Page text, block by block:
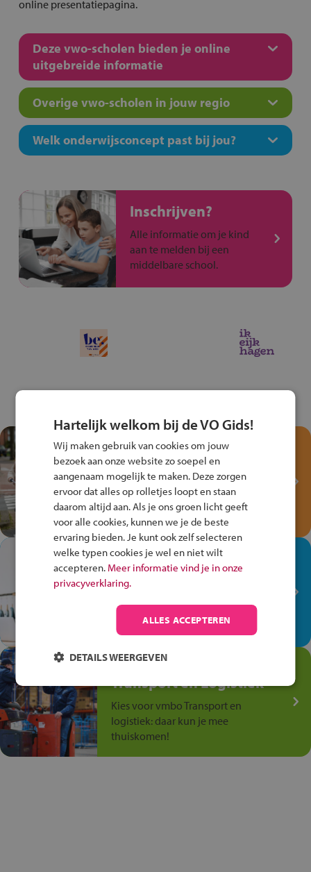
online presentatiepagina.
Deze vwo-scholen bieden je online
uitgebreide informatie
Overige vwo-scholen in jouw regio
Welk onderwijsconcept past bij jou?
Inschrijven?
Alle informatie om je kind
aan te melden bij een
middelbare school.
Test je kennis met het
Fiets Veilig
Verkeersspel!
Speel het Fiets Veilig Verkeersspel
en win een Cortina-fiets!
In de winkel ben je op je
plek!
op de winkelvloer, waar elke dag
anders is!
Jouw talent in de
Transport en Logistiek
Kies voor vmbo Transport en
logistiek: daar kun je mee
thuiskomen!
Hartelijk welkom bij de VO Gids!
Wij maken gebruik van cookies om jouw
bezoek aan onze website zo soepel en
aangenaam mogelijk te maken. Deze zorgen
ervoor dat alles op rolletjes loopt en staan
daarom altijd aan. Als je ons groen licht geeft
voor alle cookies, kunnen we je de beste
ervaring bieden. Je kunt ook zelf selecteren
welke typen cookies je wel en niet wilt
accepteren. Meer informatie vind je in onze
privacyverklaring.
ALLES ACCEPTEREN
DETAILS WEERGEVEN